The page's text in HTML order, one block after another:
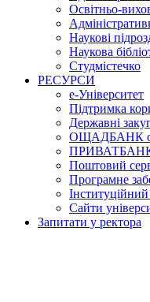
Освітньо-
Наукові
Наукова
Студмістечко
РЕСУРСИ
е-Університет
Підтримка
Державні
ОЩАДБАНК
ПРИВАТБАНК
Поштовий
Програмне
Сайти
Запитати у ректора